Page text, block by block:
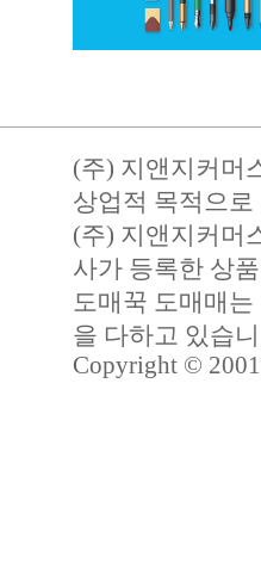
(주) 지앤지커머
상업적 목적으
(주) 지앤지커머
사가 등록한 상
도매꾹 도매매
을 다하고 있습
Copyright ©